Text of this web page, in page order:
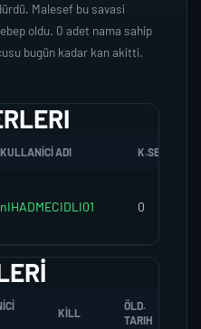
Malesef bu savasi
oldu. 0 adet nama sahip
bugün kadar kan akitti.
KULLANICI ADI K.SEREFI
nIHADMECIDLI01 0
KILL
ÖLD.
TARIH